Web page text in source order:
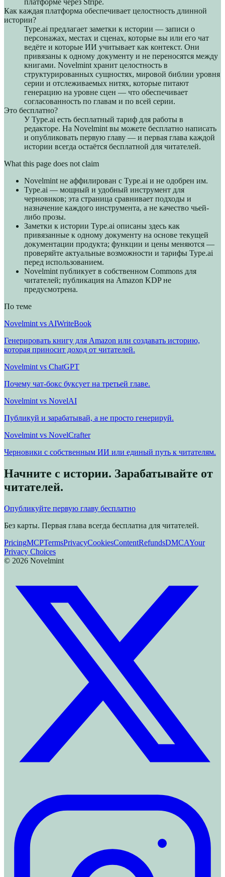
платформе через Stripe.
Как каждая платформа обеспечивает целостность длинной
истории?
Type.ai предлагает заметки к истории — записи о
персонажах, местах и сценах, которые вы или его чат
ведёте и которые ИИ учитывает как контекст. Они
привязаны к одному документу и не переносятся между
книгами. Novelmint хранит целостность в
структурированных сущностях, мировой библии уровня
серии и отслеживаемых нитях, которые питают
генерацию на уровне сцен — что обеспечивает
согласованность по главам и по всей серии.
Это бесплатно?
У Type.ai есть бесплатный тариф для работы в
редакторе. На Novelmint вы можете бесплатно написать
и опубликовать первую главу — и первая глава каждой
истории всегда остаётся бесплатной для читателей.
What this page does not claim
Novelmint не аффилирован с Type.ai и не одобрен им.
Type.ai — мощный и удобный инструмент для
черновиков; эта страница сравнивает подходы и
назначение каждого инструмента, а не качество чьей-
либо прозы.
Заметки к истории Type.ai описаны здесь как
привязанные к одному документу на основе текущей
документации продукта; функции и цены меняются —
проверяйте актуальные возможности и тарифы Type.ai
перед использованием.
Novelmint публикует в собственном Commons для
читателей; публикация на Amazon KDP не
предусмотрена.
По теме
Novelmint vs AIWriteBook
Генерировать книгу для Amazon или создавать историю,
которая приносит доход от читателей.
Novelmint vs ChatGPT
Почему чат-бокс буксует на третьей главе.
Novelmint vs NovelAI
Публикуй и зарабатывай, а не просто генерируй.
Novelmint vs NovelCrafter
Черновики с собственным ИИ или единый путь к читателям.
Начните с истории. Зарабатывайте от
читателей.
Опубликуйте первую главу бесплатно
Без карты. Первая глава всегда бесплатна для читателей.
PricingMCPTermsPrivacyCookiesContentRefundsDMCAYour
Privacy Choices
© 2026 Novelmint